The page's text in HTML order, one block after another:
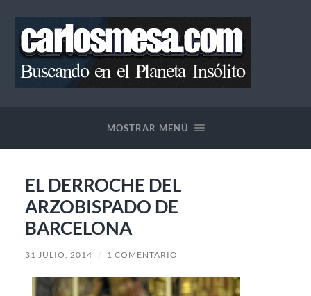
MOSTRAR MENÚ
EL DERROCHE DEL
ARZOBISPADO DE
BARCELONA
31 JULIO, 2014 / 1 COMENTARIO